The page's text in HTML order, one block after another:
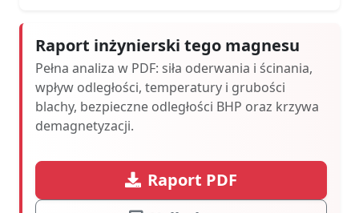
Raport inżynierski tego magnesu
Pełna analiza w PDF: siła oderwania i ścinania,
wpływ odległości, temperatury i grubości
blachy, bezpieczne odległości BHP oraz krzywa
demagnetyzacji.
Raport PDF